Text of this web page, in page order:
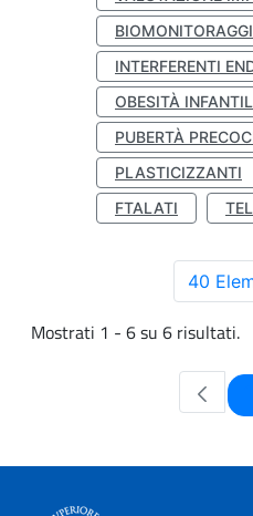
INTERFERENTI
OBESITÀ
PUBERTÀ
PLASTICIZZANTI
FTALATI
40
Mostrati 1 - 6 su 6 risultati.